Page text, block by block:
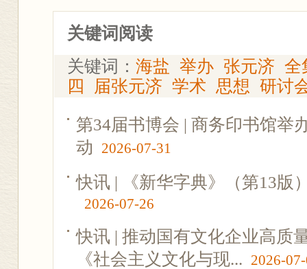
关键词阅读
关键词： 海盐 举办 张元济 全
四
届张元济 学术 思想 研讨
第34届书博会 | 商务印书馆举
动
2026-07-31
快讯 | 《新华字典》（第13版
2026-07-26
快讯 | 推动国有文化企业高质
《社会主义文化与现... 2026-